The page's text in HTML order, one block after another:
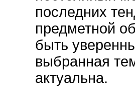
последних
предметной
быть
выбранная
актуальна.